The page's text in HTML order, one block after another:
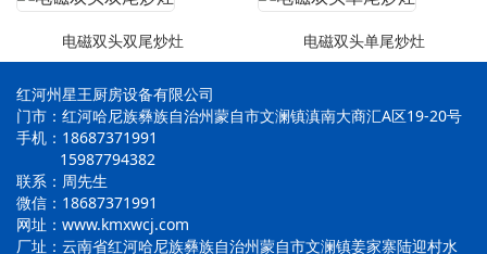
电磁双头双尾炒灶 电磁双头单尾炒灶
红河州星王厨房设备有限公司
门市：红河哈尼族彝族自治州蒙自市文澜镇滇南大商汇A区19-20号
手机：18687371991
15987794382
联系：周先生
微信：18687371991
网址：www.kmxwcj.com
厂址：云南省红河哈尼族彝族自治州蒙自市文澜镇姜家寨陆迎村水